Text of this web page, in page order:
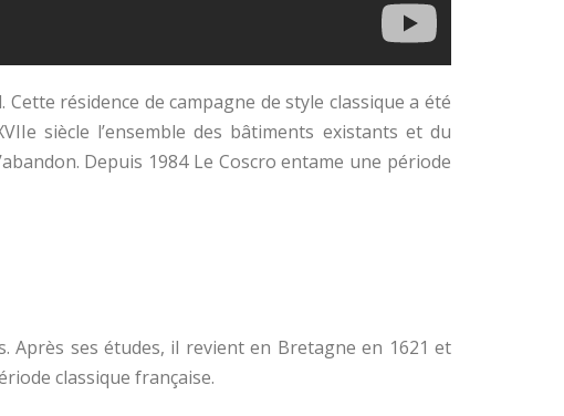
résidence de campagne de style classique a été
siècle l’ensemble des bâtiments existants et du
Depuis 1984 Le Coscro entame une période
Après ses études, il revient en Bretagne en 1621 et
classique française.